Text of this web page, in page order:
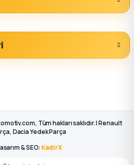
Tüm hakları saklıdır. | Renault
Dacia Yedek Parça
& SEO: KadirX